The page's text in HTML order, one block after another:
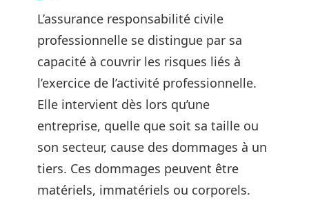
L’assurance responsabilité civile
professionnelle se distingue par sa
capacité à couvrir les risques liés à
l’exercice de l’activité professionnelle.
Elle intervient dès lors qu’une
entreprise, quelle que soit sa taille ou
son secteur, cause des dommages à un
tiers. Ces dommages peuvent être
matériels, immatériels ou corporels.